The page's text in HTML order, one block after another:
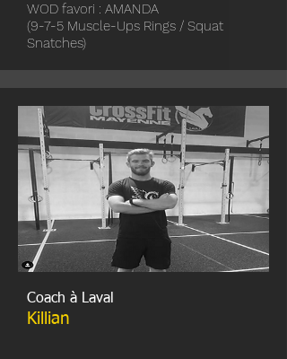
WOD favori : AMANDA
(9-7-5 Muscle-Ups Rings / Squat
Snatches)
Coach à Laval
Killian